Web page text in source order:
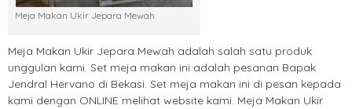
Meja Makan Ukir Jepara Mewah
Meja Makan Ukir Jepara Mewah adalah salah satu produk
unggulan kami. Set meja makan ini adalah pesanan Bapak
Jendral Hervano di Bekasi. Set meja makan ini di pesan kepada
kami dengan ONLINE melihat website kami. Meja Makan Ukir